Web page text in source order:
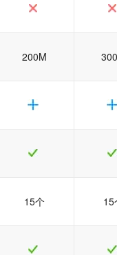
200M
15个 15